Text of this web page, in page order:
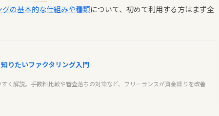
グの基本的な仕組みや種類について、初めて利用する方はまず全
りたいファクタリング入門
く解説。手数料比較や審査落ちの対策など、フリーランスが資金繰りを改善